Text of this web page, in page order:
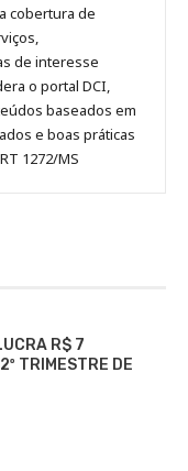
cobertura de
de interesse
o portal DCI,
baseados em
e boas práticas
1272/MS
R$ 7
TRIMESTRE DE